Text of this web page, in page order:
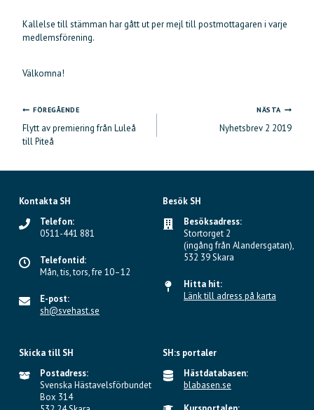
Kallelse till stämman har gått ut per mejl till postmottagaren i varje
medlemsförening.
Välkomna!
Inläggsnavigering
FÖREGÅENDE
Flytt av premiering från Luleå
till Piteå
NÄSTA
Nyhetsbrev 2 2019
Kontakta SH
Telefon:
0511-441 881
Telefontid:
Mån, tis, tors, fre 10–12
E-post:
sh@svehast.se
Besök SH
Besöksadress:
Stortorget 2
(ingång från Alandersgatan),
532 39 Skara
Hitta hit:
Länk till adress på karta
Skicka till SH
Postadress:
Svenska Hästavelsförbundet
Box 314
SH:s portaler
Hästdatabasen:
blabasen.se